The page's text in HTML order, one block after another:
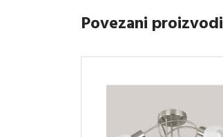
Povezani proizvodi